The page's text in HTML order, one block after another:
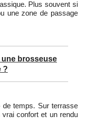
Plus souvent si
une zone de passage
brosseuse
?
de temps. Sur terrasse
confort et un rendu